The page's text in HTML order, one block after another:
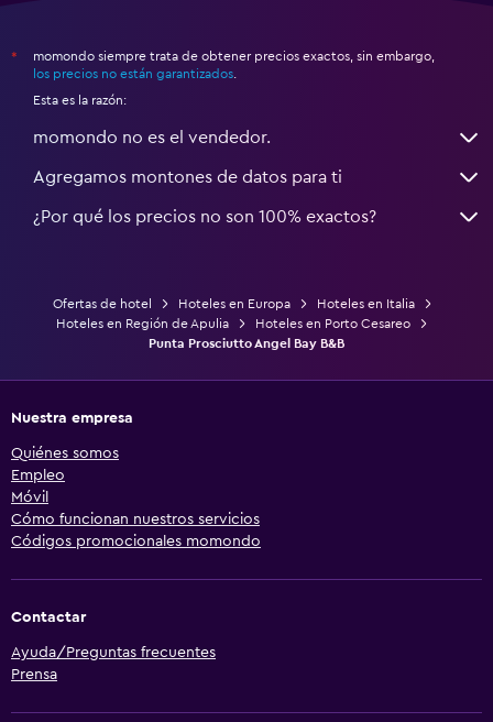
*
momondo siempre trata de obtener precios exactos, sin embargo,
los precios no están garantizados
Esta es la razón:
momondo no es el vendedor.
Agregamos montones de datos para ti
¿Por qué los precios no son 100% exactos?
Ofertas de hotel Hoteles en Europa
Hoteles en Italia
Hoteles en Región de Apulia
Hoteles en Porto Cesareo
Punta Prosciutto Angel Bay B&B
Nuestra empresa
Quiénes somos
Empleo
Móvil
Cómo funcionan nuestros servicios
Códigos promocionales momondo
Contactar
Ayuda/Preguntas frecuentes
Prensa